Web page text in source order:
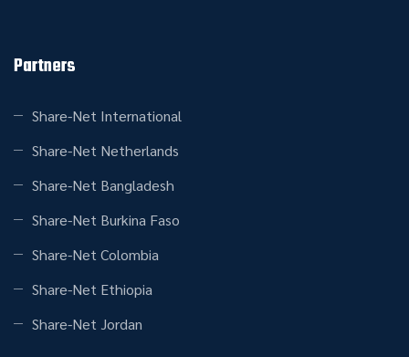
Partners
Share-Net International
Share-Net Netherlands
Share-Net Bangladesh
Share-Net Burkina Faso
Share-Net Colombia
Share-Net Ethiopia
Share-Net Jordan